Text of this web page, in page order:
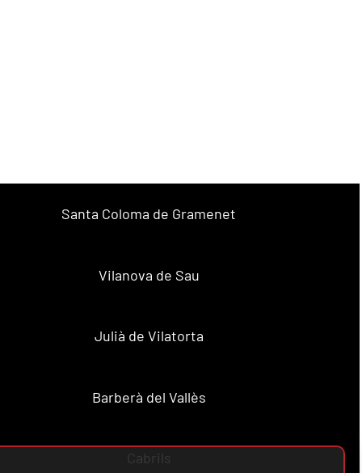
Santa Coloma de Gramenet
Vilanova de Sau
Julià de Vilatorta
Barberà del Vallès
Cabrils